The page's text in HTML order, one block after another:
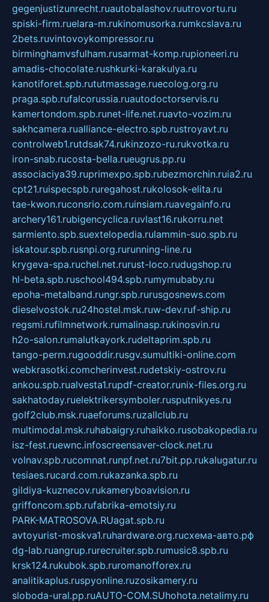
gegenjustizunrecht.ruautobalashov.ruutrovortu.ru
spiski-firm.ruelara-m.rukinomusorka.rumkcslava.ru
2bets.ruvintovoykompressor.ru
birminghamvsfulham.rusarmat-komp.rupioneeri.ru
amadis-chocolate.rushkurki-karakulya.ru
kanotiforet.spb.rututmassage.ruecolog.org.ru
praga.spb.rufalcorussia.ruautodoctorservis.ru
kamertondom.spb.runet-life.net.ruavto-vozim.ru
sakhcamera.rualliance-electro.spb.rustroyavt.ru
controlweb1.rutdsak74.rukinzozo-ru.rukvotka.ru
iron-snab.rucosta-bella.rueugrus.pp.ru
associaciya39.ruprimexpo.spb.rubezmorchin.ruia2.ru
cpt21.ruispecspb.ruregahost.rukolosok-elita.ru
tae-kwon.ruconsrio.com.ruinsiam.ruavegainfo.ru
archery161.rubigencyclica.ruvlast16.rukorru.net
sarmiento.spb.suextelopedia.rulammin-suo.spb.ru
iskatour.spb.rusnpi.org.rurunning-line.ru
krygeva-spa.ruchel.net.rurust-loco.rudugshop.ru
hl-beta.spb.ruschool494.spb.rumymubaby.ru
epoha-metalband.rungr.spb.rurusgosnews.com
dieselvostok.ru24hostel.msk.ruw-dev.ruf-ship.ru
regsmi.rufilmnetwork.rumalinasp.rukinosvin.ru
h2o-salon.rumalutkayork.rudeltaprim.spb.ru
tango-perm.rugooddir.rusgv.sumultiki-online.com
webkrasotki.comcherinvest.rudetskiy-ostrov.ru
ankou.spb.rualvesta1.rupdf-creator.runix-files.org.ru
sakhatoday.ruelektrikersymboler.rusputnikyes.ru
golf2club.msk.ruaeforums.ruzallclub.ru
multimodal.msk.ruhabaigry.ruhaikko.rusobakopedia.ru
isz-fest.ruewnc.infoscreensaver-clock.net.ru
volnav.spb.rucomnat.runpf.net.ru7bit.pp.rukalugatur.ru
tesiaes.rucard.com.rukazanka.spb.ru
gildiya-kuznecov.rukameryboavision.ru
griffoncom.spb.rufabrika-emotsiy.ru
PARK-MATROSOVA.RUagat.spb.ru
avtoyurist-moskva1.ruhardware.org.ruсхема-авто.рф
dg-lab.ruangrup.rurecruiter.spb.rumusic8.spb.ru
krsk124.rukubok.spb.ruromanofforex.ru
analitikaplus.ruspyonline.ruzosikamery.ru
sloboda-ural.pp.ruAUTO-COM.SUhohota.netalimy.ru